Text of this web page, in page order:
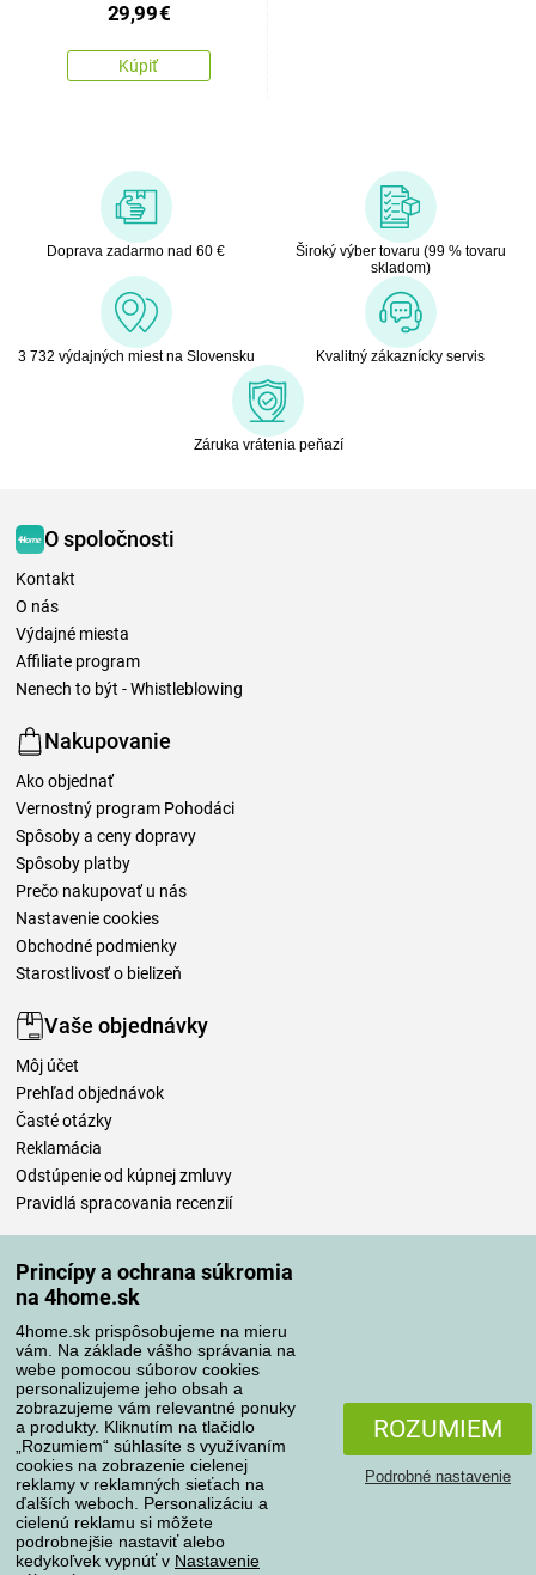
Princípy a ochrana súkromia
na 4home.sk
4home.sk prispôsobujeme na mieru
vám. Na základe vášho správania na
webe pomocou súborov cookies
personalizujeme jeho obsah a
zobrazujeme vám relevantné ponuky
a produkty. Kliknutím na tlačidlo
„Rozumiem“ súhlasíte s využívaním
cookies na zobrazenie cielenej
reklamy v reklamných sieťach na
ďalších weboch. Personalizáciu a
cielenú reklamu si môžete
podrobnejšie nastaviť alebo
kedykoľvek vypnúť v Nastavenie
ROZUMIEM
Podrobné nastavenie
29,99€
Kúpiť
Doprava zadarmo nad 60 €
Široký výber tovaru (99 % tovaru
skladom)
3 732 výdajných miest na Slovensku Kvalitný zákaznícky servis
Záruka vrátenia peňazí
O spoločnosti
Kontakt
O nás
Výdajné miesta
Affiliate program
Nenech to být - Whistleblowing
Nakupovanie
Ako objednať
Vernostný program Pohodáci
Spôsoby a ceny dopravy
Spôsoby platby
Prečo nakupovať u nás
Nastavenie cookies
Obchodné podmienky
Starostlivosť o bielizeň
Vaše objednávky
Môj účet
Prehľad objednávok
Časté otázky
Reklamácia
Odstúpenie od kúpnej zmluvy
Pravidlá spracovania recenzií
Spôsoby dopravy
Spôsoby platby
Spoľahlivý obchod